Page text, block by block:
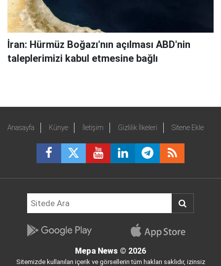
İran: Hürmüz Boğazı'nın açılması ABD'nin
taleplerimizi kabul etmesine bağlı
Anasayfa Künye İletişim Gizlilik İlkeleri Sitene Ekle
Mepa News © 2026
Sitemizde kullanılan içerik ve görsellerin tüm hakları saklıdır, izinsiz